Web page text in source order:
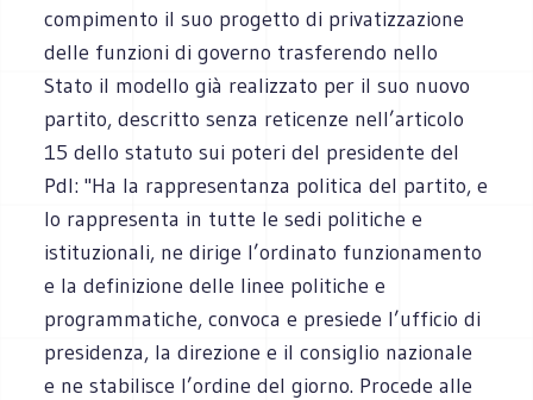
compimento il suo progetto di privatizzazione
delle funzioni di governo trasferendo nello
Stato il modello già realizzato per il suo nuovo
partito, descritto senza reticenze nell’articolo
15 dello statuto sui poteri del presidente del
Pdl: "Ha la rappresentanza politica del partito, e
lo rappresenta in tutte le sedi politiche e
istituzionali, ne dirige l’ordinato funzionamento
e la definizione delle linee politiche e
programmatiche, convoca e presiede l’ufficio di
presidenza, la direzione e il consiglio nazionale
e ne stabilisce l’ordine del giorno. Procede alle